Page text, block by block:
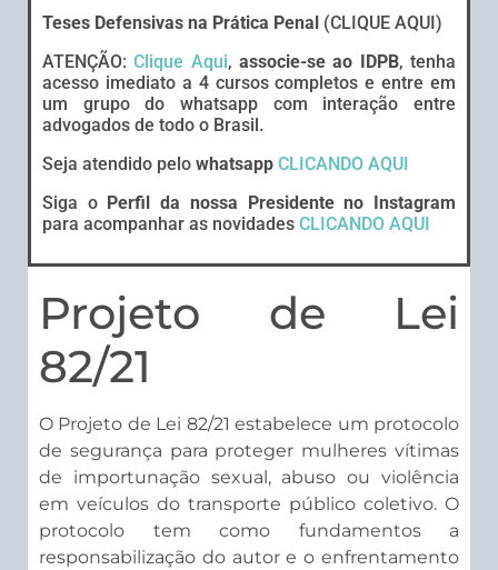
Teses Defensivas na Prática Penal (CLIQUE AQUI)
ATENÇÃO:Clique Aqui,associe-se ao IDPB, tenha
acesso imediato a 4 cursos completos e entre em
um grupo do whatsapp com interação entre
advogados de todo o Brasil.
Seja atendido pelo whatsapp CLICANDO AQUI
Siga o Perfil da nossa Presidente no Instagram
para acompanhar as novidades CLICANDO AQUI
Projeto de Lei
82/21
O Projeto de Lei 82/21 estabelece um protocolo
de segurança para proteger mulheres vítimas
de importunação sexual, abuso ou violência
em veículos do transporte público coletivo. O
protocolo tem como fundamentos a
responsabilização do autor e o enfrentamento